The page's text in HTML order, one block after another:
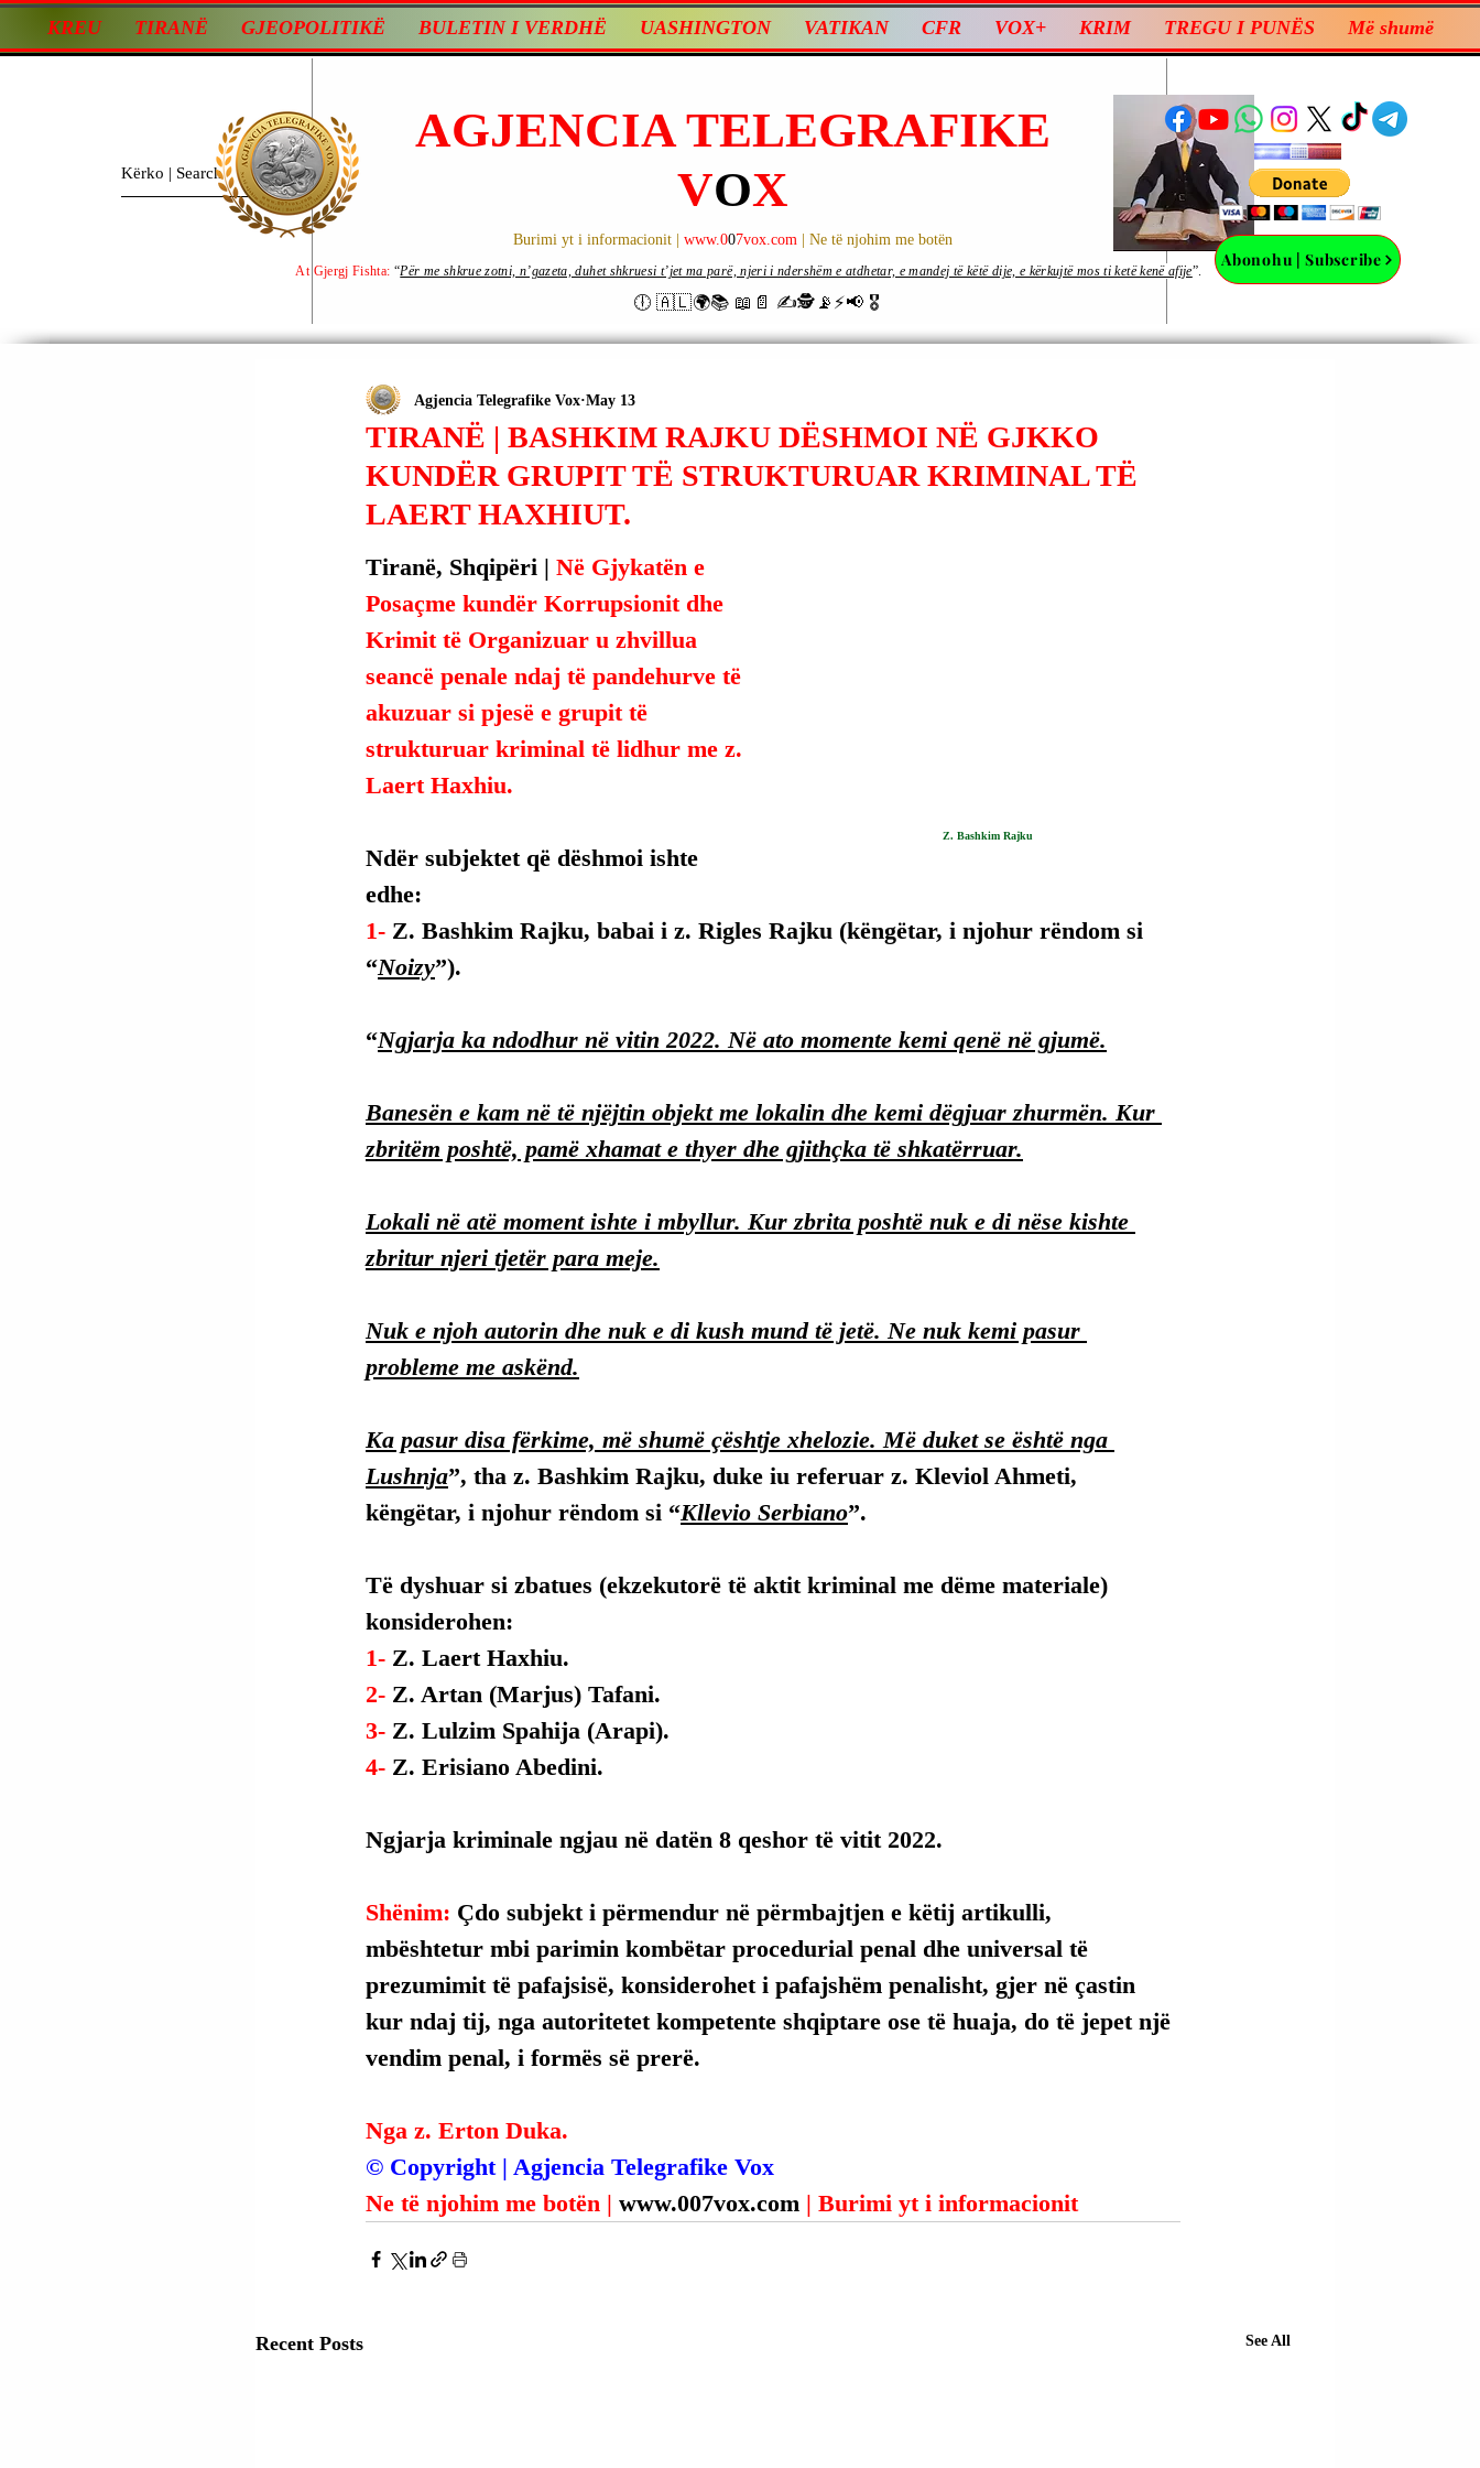
KREU TIRANË GJEOPOLITIKË BULETIN I VERDHË UASHINGTON VATIKAN CFR VOX+ KRIM TREGU I PUNËS Më shumë
AGJENCIA TELEGRAFIKE
VOX
Burimi yt i informacionit | www.007vox.com | Ne të njohim me botën
🕕 🇦🇱🌍📚 📖📄 ✍🕵️📡⚡️📢 🎖
Abonohu | Subscribe
At Gjergj Fishta: “Për me shkrue zotni, n’gazeta, duhet shkruesi t’jet ma parë, njeri i ndershëm e atdhetar, e mandej të këtë dije, e kërkujtë mos ti ketë kenë afije”.
TIRANË | BASHKIM RAJKU DËSHMOI NË GJKKO
KUNDËR GRUPIT TË STRUKTURUAR KRIMINAL TË
LAERT HAXHIUT.
Agjencia Telegrafike Vox May 13
Z. Bashkim Rajku
Tiranë, Shqipëri | Në Gjykatën e
Posaçme kundër Korrupsionit dhe
Krimit të Organizuar u zhvillua
seancë penale ndaj të pandehurve të
akuzuar si pjesë e grupit të
strukturuar kriminal të lidhur me z.
Laert Haxhiu.
Ndër subjektet që dëshmoi ishte
edhe:
1- Z. Bashkim Rajku, babai i z. Rigles Rajku (këngëtar, i njohur rëndom si
“Noizy”).
“Ngjarja ka ndodhur në vitin 2022. Në ato momente kemi qenë në gjumë.
Banesën e kam në të njëjtin objekt me lokalin dhe kemi dëgjuar zhurmën. Kur
zbritëm poshtë, pamë xhamat e thyer dhe gjithçka të shkatërruar.
Lokali në atë moment ishte i mbyllur. Kur zbrita poshtë nuk e di nëse kishte
zbritur njeri tjetër para meje.
Nuk e njoh autorin dhe nuk e di kush mund të jetë. Ne nuk kemi pasur
probleme me askënd.
Ka pasur disa fërkime, më shumë çështje xhelozie. Më duket se është nga
Lushnja”, tha z. Bashkim Rajku, duke iu referuar z. Kleviol Ahmeti,
këngëtar, i njohur rëndom si “Kllevio Serbiano”.
Të dyshuar si zbatues (ekzekutorë të aktit kriminal me dëme materiale)
konsiderohen:
1- Z. Laert Haxhiu.
2- Z. Artan (Marjus) Tafani.
3- Z. Lulzim Spahija (Arapi).
4- Z. Erisiano Abedini.
Ngjarja kriminale ngjau në datën 8 qeshor të vitit 2022.
Shënim: Çdo subjekt i përmendur në përmbajtjen e këtij artikulli,
mbështetur mbi parimin kombëtar procedurial penal dhe universal të
prezumimit të pafajsisë, konsiderohet i pafajshëm penalisht, gjer në çastin
kur ndaj tij, nga autoritetet kompetente shqiptare ose të huaja, do të jepet një
vendim penal, i formës së prerë.
Nga z. Erton Duka.
© Copyright | Agjencia Telegrafike Vox
Ne të njohim me botën | www.007vox.com | Burimi yt i informacionit
Recent Posts See All